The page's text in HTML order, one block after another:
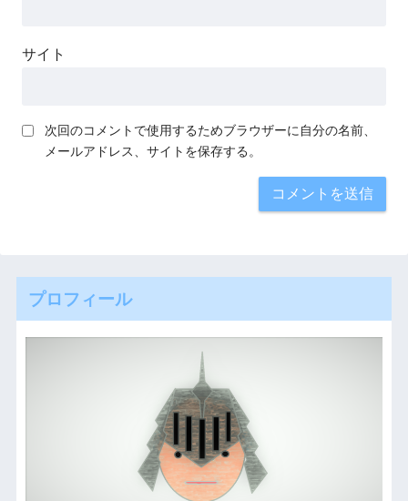
サイト
次回のコメントで使用するためブラウザーに自分の名前、
メールアドレス、サイトを保存する。
プロフィール